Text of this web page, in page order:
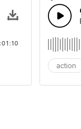
Trailer
Hip-Hop-
action